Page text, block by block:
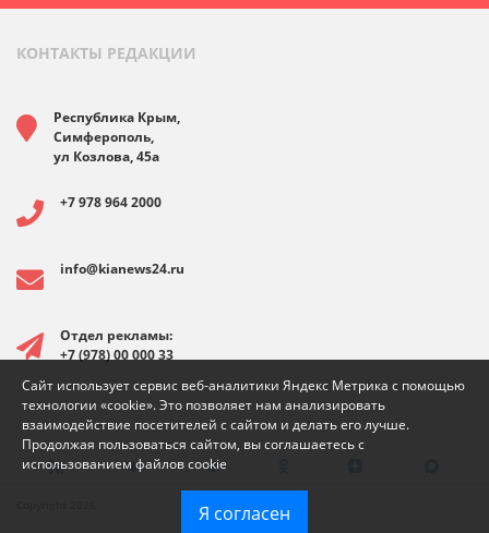
КОНТАКТЫ РЕДАКЦИИ
Республика Крым,
Симферополь,
ул Козлова, 45а
+7 978 964 2000
info@kianews24.ru
Отдел рекламы:
+7 (978) 00 000 33
Сайт использует сервис веб-аналитики Яндекс Метрика с помощью
технологии «cookie». Это позволяет нам анализировать
взаимодействие посетителей с сайтом и делать его лучше.
Продолжая пользоваться сайтом, вы соглашаетесь с
использованием файлов cookie
Я согласен